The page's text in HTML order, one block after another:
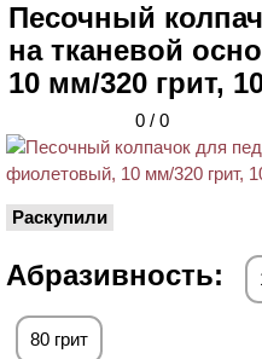
Песочный
на тканевой
10 мм/320 грит,
0 / 0
Раскупили
Абразивность:
80 грит